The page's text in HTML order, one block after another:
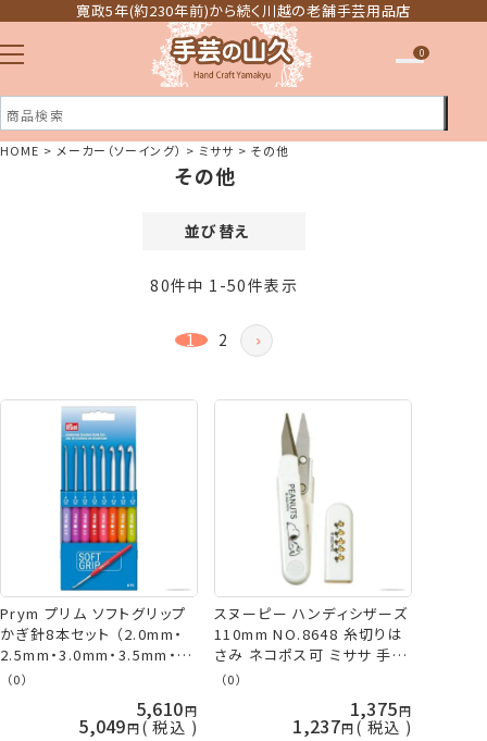
寛政5年(約230年前)から続く川越の老舗手芸用品店
注文履歴
0
HOME メーカー（ソーイング） ミササ その他
その他
並び替え
価格が高い順
登録順
レビュー順
80件中 1 -50件表示
1 2
Prym プリム ソフトグリップ
かぎ針8本セット （2.0mm・
2.5mm・3.0mm・3.5mm・
4.0mm・4.5mm・5.0mm・
イツ社 Prym プリム ミササ
（0）
5,610
5,049 税込
スヌーピー ハンディシザーズ
110mm NO.8648 糸切りは
さみ ネコポス可 ミササ 手芸
の山久
（0）
1,375
1,237 税込